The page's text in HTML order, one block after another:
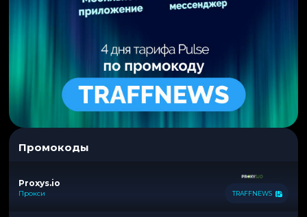
Промокоды
Proxys.io
Прокси TRAFFNEWS